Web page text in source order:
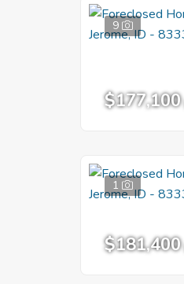
9
$177,100
1
$181,400